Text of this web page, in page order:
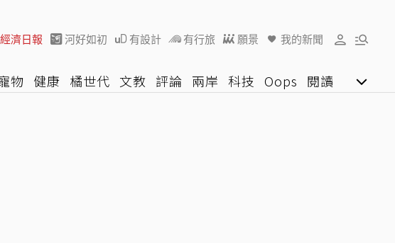
經濟日報 河好如初 有設計 有行旅 願景 我的新聞
物 健康 橘世代 文教 評論 兩岸 科技 Oops
閱讀